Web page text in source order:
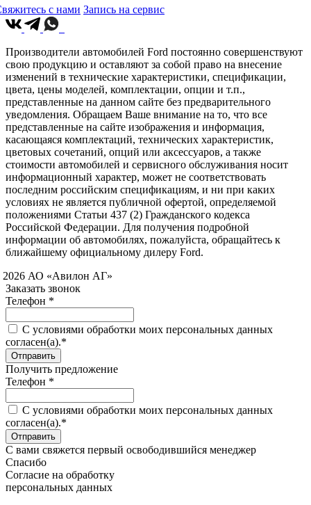
с нами Запись на сервис
Производители автомобилей Ford постоянно совершенствуют
свою продукцию и оставляют за собой право на внесение
изменений в технические характеристики, спецификации,
цвета, цены моделей, комплектации, опции и т.п.,
представленные на данном сайте без предварительного
уведомления. Обращаем Ваше внимание на то, что все
представленные на сайте изображения и информация,
касающаяся комплектаций, технических характеристик,
цветовых сочетаний, опций или аксессуаров, а также
стоимости автомобилей и сервисного обслуживания носит
информационный характер, может не соответствовать
последним российским спецификациям, и ни при каких
условиях не является публичной офертой, определяемой
положениями Статьи 437 (2) Гражданского кодекса
Российской Федерации. Для получения подробной
информации об автомобилях, пожалуйста, обращайтесь к
ближайшему официальному дилеру Ford.
АО «Авилон АГ»
Заказать звонок
Телефон *
C условиями обработки моих персональных данных
согласен(а).*
Получить предложение
Телефон *
C условиями обработки моих персональных данных
согласен(а).*
С вами свяжется первый освободившийся менеджер
Спасибо
Согласие на обработку
персональных данных